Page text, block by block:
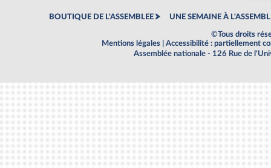
BOUTIQUE DE L'ASSEMBLEE UNE SEMAINE À
©Tous droits
Mentions légales
Accessibilité : partiellement
Assemblée nationale - 126 Rue de